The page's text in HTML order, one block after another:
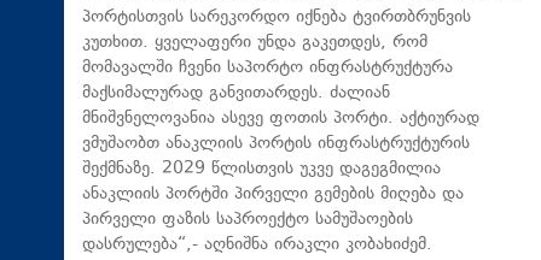
პორტისთვის სარეკორდო იქნება ტვირთბრუნვის
კუთხით. ყველაფერი უნდა გაკეთდეს, რომ
მომავალში ჩვენი საპორტო ინფრასტრუქტურა
მაქსიმალურად განვითარდეს. ძალიან
მნიშვნელოვანია ასევე ფოთის პორტი. აქტიურად
ვმუშაობთ ანაკლიის პორტის ინფრასტრუქტურის
შექმნაზე. 2029 წლისთვის უკვე დაგეგმილია
ანაკლიის პორტში პირველი გემების მიღება და
პირველი ფაზის საპროექტო სამუშაოების
დასრულება“,- აღნიშნა ირაკლი კობახიძემ.